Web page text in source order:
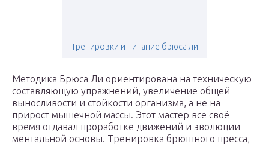
Тренировки и питание брюса ли
Методика Брюса Ли ориентирована на техническую
составляющую упражнений, увеличение общей
выносливости и стойкости организма, а не на
прирост мышечной массы. Этот мастер все своё
время отдавал проработке движений и эволюции
ментальной основы. Тренировка брюшного пресса,